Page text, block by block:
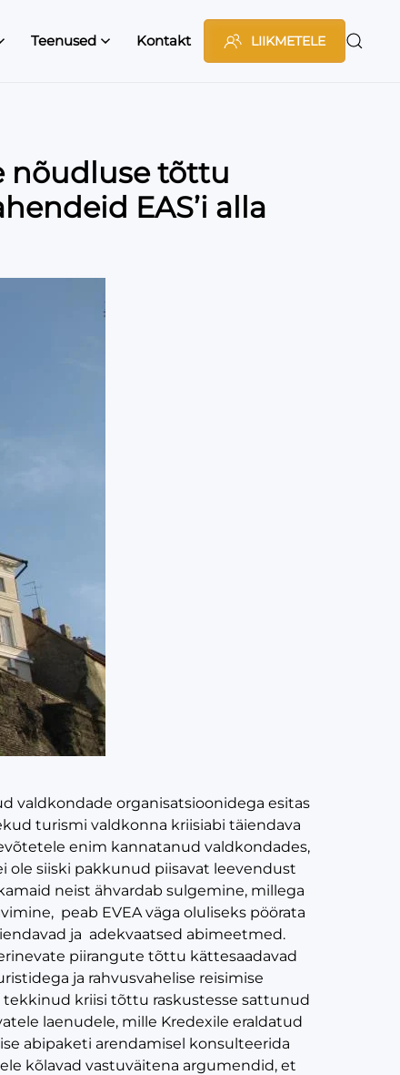
Teenused Kontakt LIIKMETELE
nõudluse tõttu
EAS’i alla
valdkondade organisatsioonidega esitas
turismi valdkonna kriisiabi täiendava
enim kannatanud valdkondades,
ole siiski pakkunud piisavat leevendust
neist ähvardab sulgemine, millega
peab EVEA väga oluliseks pöörata
ja adekvaatsed abimeetmed.
piirangute tõttu kättesaadavad
ja rahvusvahelise reisimise
tekkinud kriisi tõttu raskustesse sattunud
laenudele, mille Kredexile eraldatud
abipaketi arendamisel konsulteerida
kõlavad vastuväitena argumendid, et